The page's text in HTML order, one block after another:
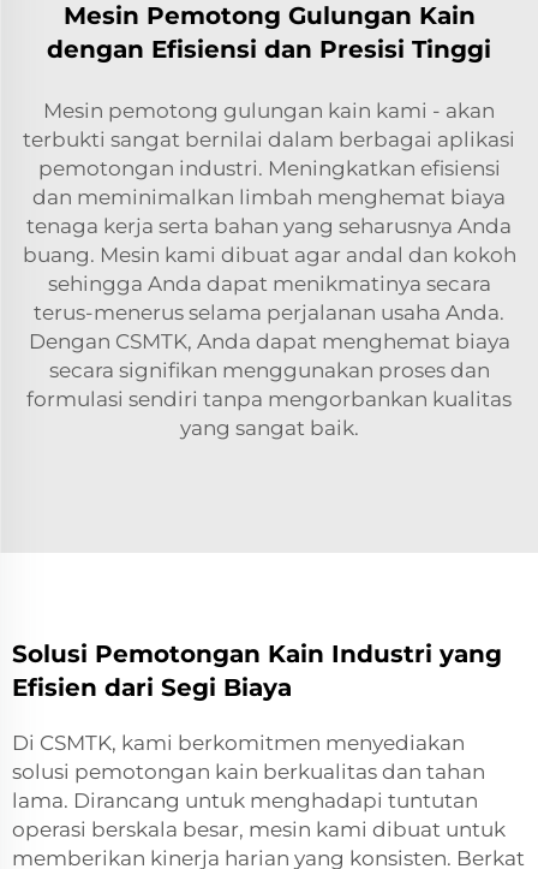
Mesin Pemotong Gulungan Kain
dengan Efisiensi dan Presisi Tinggi
Mesin pemotong gulungan kain kami - akan
terbukti sangat bernilai dalam berbagai aplikasi
pemotongan industri. Meningkatkan efisiensi
dan meminimalkan limbah menghemat biaya
tenaga kerja serta bahan yang seharusnya Anda
buang. Mesin kami dibuat agar andal dan kokoh
sehingga Anda dapat menikmatinya secara
terus-menerus selama perjalanan usaha Anda.
Dengan CSMTK, Anda dapat menghemat biaya
secara signifikan menggunakan proses dan
formulasi sendiri tanpa mengorbankan kualitas
yang sangat baik.
Solusi Pemotongan Kain Industri yang
Efisien dari Segi Biaya
Di CSMTK, kami berkomitmen menyediakan
solusi pemotongan kain berkualitas dan tahan
lama. Dirancang untuk menghadapi tuntutan
operasi berskala besar, mesin kami dibuat untuk
memberikan kinerja harian yang konsisten. Berkat